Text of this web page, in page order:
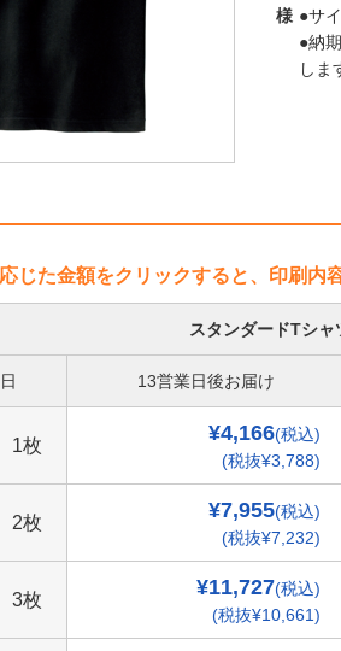
様 ●サ
●納
しま
じた金額をクリックすると、印刷内
スタンダードTシ
13営業日後お届け
1枚
¥4,166(税込)
(税抜¥3,788)
2枚
¥7,955(税込)
(税抜¥7,232)
3枚
¥11,727(税込)
(税抜¥10,661)